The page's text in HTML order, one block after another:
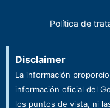
Política de
Disclaimer
La información
información oficial del
los puntos de vista, ni